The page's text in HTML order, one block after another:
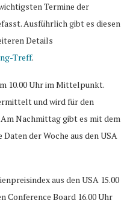
Termine der
Ausführlich gibt es diesen
Details
Treff.
10.00 Uhr im Mittelpunkt.
und wird für den
Nachmittag gibt es mit dem
der Woche aus den USA
aus den USA 15.00
Conference Board 16.00 Uhr